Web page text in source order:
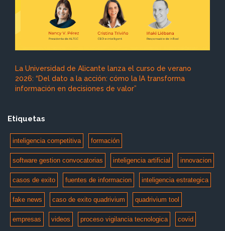
La Universidad de Alicante lanza el curso de verano
2026: “Del dato a la acción: cómo la IA transforma
información en decisiones de valor”
Etiquetas
inteligencia competitiva formación
software gestion convocatorias inteligencia artificial innovacion
casos de exito fuentes de informacion inteligencia estrategica
fake news caso de exito quadrivium quadrivium tool
empresas videos proceso vigilancia tecnologica covid